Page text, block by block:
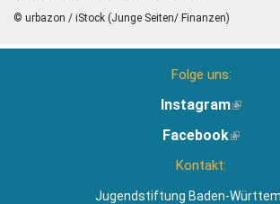
© urbazon / iStock (Junge Seiten/ Finanzen)
Folge uns:
Instagram(Link
extern)
Facebook(Link
Kontakt:
Jugendstiftung Baden-